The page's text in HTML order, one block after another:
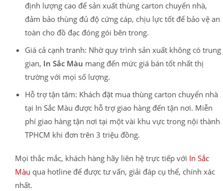
định lượng cao để sản xuất thùng carton chuyển nhà,
đảm bảo thùng đủ độ cứng cáp, chịu lực tốt để bảo vệ an
toàn cho đồ đạc đóng gói bên trong.
Giá cả cạnh tranh: Nhờ quy trình sản xuất không có trung
gian, In Sắc Màu mang đến mức giá bán tốt nhất thị
trường với mọi số lượng.
Hỗ trợ tận tâm: Khách đặt mua thùng carton chuyển nhà
tại In Sắc Màu được hỗ trợ giao hàng đến tận nơi. Miễn
phí giao hàng tận nơi tại một vài khu vực trong nội thành
TPHCM khi đơn trên 3 triệu đồng.
Mọi thắc mắc, khách hàng hãy liên hệ trực tiếp với In Sắc
Màu qua hotline để được tư vấn, giải đáp cụ thể, chính xác
nhất.